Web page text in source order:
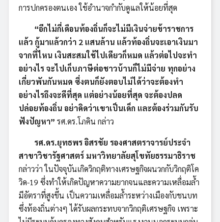
การปกครองตนเอง ใช้อำนาจกำกับดูแลให้น้อยที่สุด
“อีกไม่กี่เดือนท้องถิ่นก็จะไม่มีเงินจ่ายข้าราชการ
แล้ว กู้มาแล้วกว่า 2 แสนล้าน แล้วท้องถิ่นจะเอาเงินมา
จากที่ไหน เงินสะสมใช้ไปเดียวก็หมด แล้วต่อไปจะทำ
อย่างไร จะไปเก็บภาษีต่อชาวบ้านก็ไม่มีจ่าย ทุกอย่าง
เกี่ยวพันกันหมด ซึ่งตนก็ยังตอบไม่ได้ว่าจะต้องทำ
อย่างไรถึงจะดีที่สุด แต่อย่างน้อยที่สุด จะต้องปลด
ปล่อยท้องถิ่น อย่าคิดว่าเขาเป็นเด็ก และต้องร่วมกันรับ
ฟังปัญหา” รศ.ดร.โภคิน กล่าว
รศ.ดร.ยุทธพร อิสรชัย รองศาสตราจารย์ประจำ
สาขาวิชารัฐศาสตร์ มหาวิทยาลัยสุโขทัยธรรมาธิราช
กล่าวว่า ในปัจจุบันเกิดวิกฤติทางเศรษฐกิจผนวกกับวิกฤติโค
วิด-19 ซึ่งทำให้เกิดปัญหาความยากจนและความเหลื่อมล้ำ
มีอัตราที่สูงขึ้น เป็นความเหลื่อมล้ำระหว่างเมืองกับชนบท
ซึ่งท้องถิ่นต่างๆ ได้รับผลกระทบจากวิกฤติเศรษฐกิจ เพราะ